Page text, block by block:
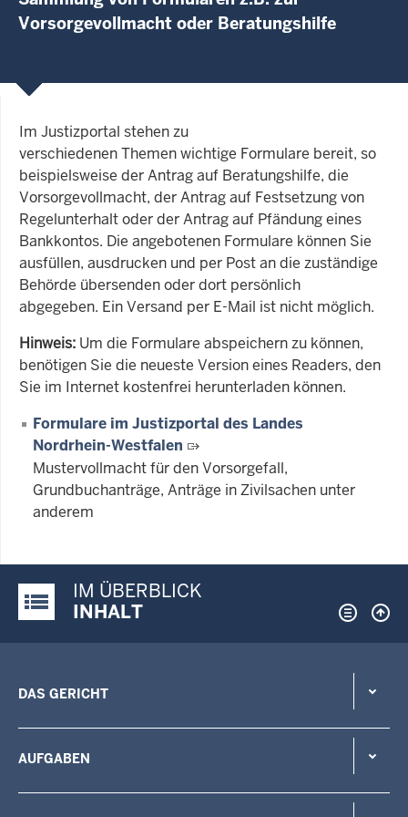
Vorsorgevollmacht oder Beratungshilfe
Im Justizportal stehen zu
verschiedenen Themen wichtige Formulare bereit, so
beispielsweise der Antrag auf Beratungshilfe, die
Vorsorgevollmacht, der Antrag auf Festsetzung von
Regelunterhalt oder der Antrag auf Pfändung eines
Bankkontos. Die angebotenen Formulare können Sie
ausfüllen, ausdrucken und per Post an die zuständige
Behörde übersenden oder dort persönlich
abgegeben. Ein Versand per E-Mail ist nicht möglich.
Hinweis: Um die Formulare abspeichern zu können,
benötigen Sie die neueste Version eines Readers, den
Sie im Internet kostenfrei herunterladen können.
Formulare im Justizportal des Landes
Nordrhein-Westfalen
Mustervollmacht für den Vorsorgefall,
Grundbuchanträge, Anträge in Zivilsachen unter
anderem
Justiz-Portal im Überblick:
IM ÜBERBLICK
INHALT
DAS GERICHT
AUFGABEN